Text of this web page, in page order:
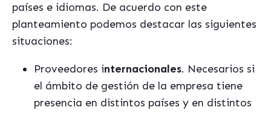
países e idiomas. De acuerdo con este
planteamiento podemos destacar las siguientes
situaciones:
Proveedores internacionales. Necesarios si
el ámbito de gestión de la empresa tiene
presencia en distintos países y en distintos